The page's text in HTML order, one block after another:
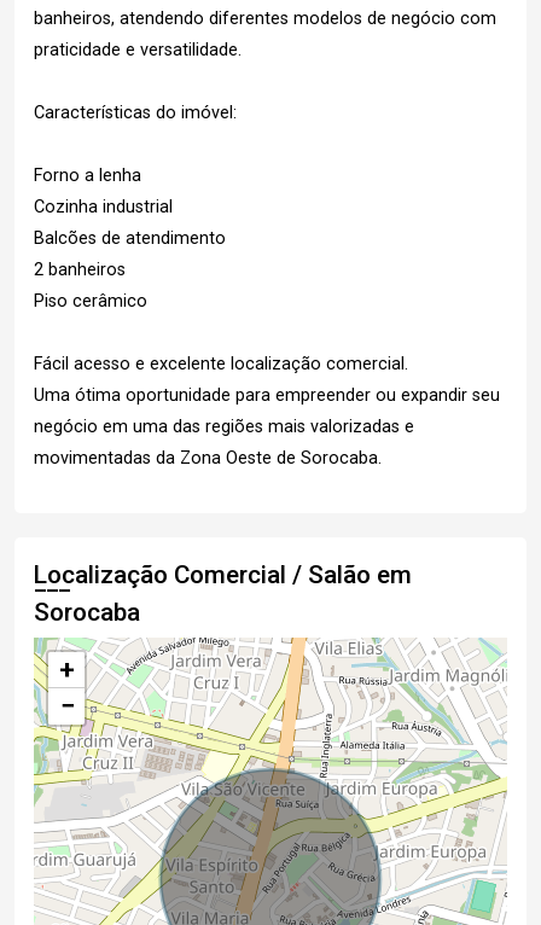
banheiros, atendendo diferentes modelos de negócio com
praticidade e versatilidade.
Características do imóvel:
Forno a lenha
Cozinha industrial
Balcões de atendimento
2 banheiros
Piso cerâmico
Fácil acesso e excelente localização comercial.
Uma ótima oportunidade para empreender ou expandir seu
negócio em uma das regiões mais valorizadas e
movimentadas da Zona Oeste de Sorocaba.
Localização Comercial / Salão em
Sorocaba
+
−